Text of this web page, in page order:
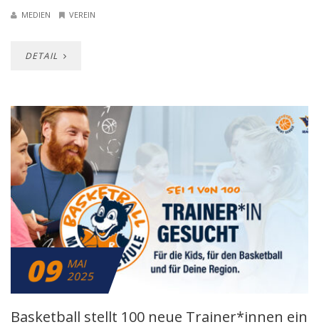
MEDIEN VEREIN
DETAIL
09 MAI
2025
Basketball stellt 100 neue Trainer*innen ein